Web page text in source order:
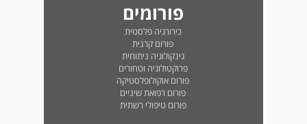
פורומים
כירורגיה פלסטית
פורום קרנית
גינקולוגיה ניתוחית
פרוקטולוגיה וטחורים
פורום אוקולופלסטיקה
פורום רפואת שיניים
פורום טיפולי רשתית